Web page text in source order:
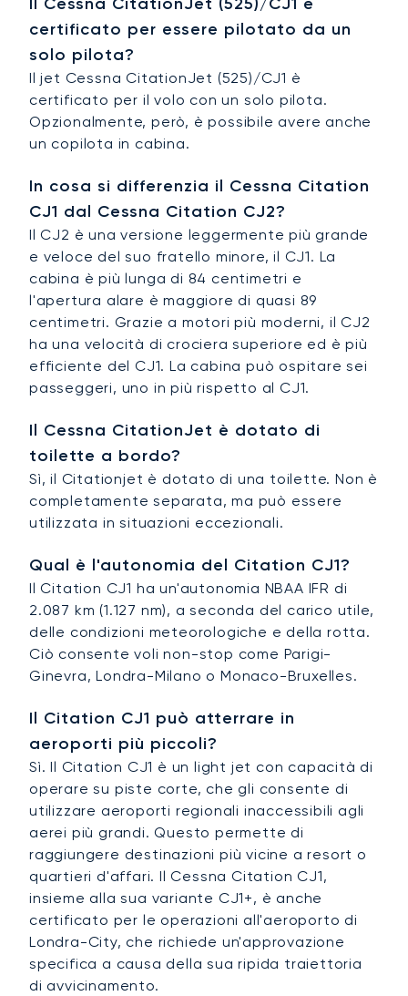
certificato per essere pilotato da un
solo pilota?
Il jet Cessna CitationJet (525)/CJ1 è
certificato per il volo con un solo pilota.
Opzionalmente, però, è possibile avere anche
un copilota in cabina.
In cosa si differenzia il Cessna Citation
CJ1 dal Cessna Citation CJ2?
Il CJ2 è una versione leggermente più grande
e veloce del suo fratello minore, il CJ1. La
cabina è più lunga di 84 centimetri e
l'apertura alare è maggiore di quasi 89
centimetri. Grazie a motori più moderni, il CJ2
ha una velocità di crociera superiore ed è più
efficiente del CJ1. La cabina può ospitare sei
passeggeri, uno in più rispetto al CJ1.
Il Cessna CitationJet è dotato di
toilette a bordo?
Sì, il Citationjet è dotato di una toilette. Non è
completamente separata, ma può essere
utilizzata in situazioni eccezionali.
Qual è l'autonomia del Citation CJ1?
Il Citation CJ1 ha un'autonomia NBAA IFR di
2.087 km (1.127 nm), a seconda del carico utile,
delle condizioni meteorologiche e della rotta.
Ciò consente voli non-stop come Parigi-
Ginevra, Londra-Milano o Monaco-Bruxelles.
Il Citation CJ1 può atterrare in
aeroporti più piccoli?
Sì. Il Citation CJ1 è un light jet con capacità di
operare su piste corte, che gli consente di
utilizzare aeroporti regionali inaccessibili agli
aerei più grandi. Questo permette di
raggiungere destinazioni più vicine a resort o
quartieri d'affari. Il Cessna Citation CJ1,
insieme alla sua variante CJ1+, è anche
certificato per le operazioni all'aeroporto di
Londra-City, che richiede un'approvazione
specifica a causa della sua ripida traiettoria
di avvicinamento.